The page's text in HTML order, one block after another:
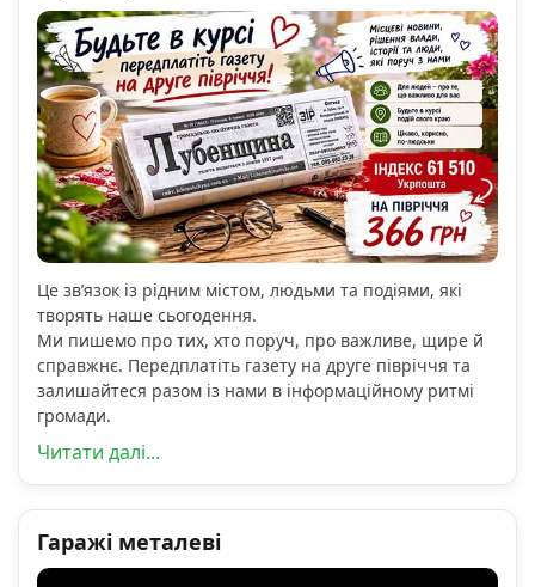
Це зв’язок із рідним містом, людьми та подіями, які
творять наше сьогодення.
Ми пишемо про тих, хто поруч, про важливе, щире й
справжнє. Передплатіть газету на друге півріччя та
залишайтеся разом із нами в інформаційному ритмі
громади.
Читати далі...
Гаражі металеві